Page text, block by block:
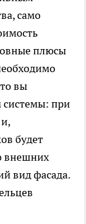
само
плюсы
вы
системы: при
будет
внешних
вид фасада.